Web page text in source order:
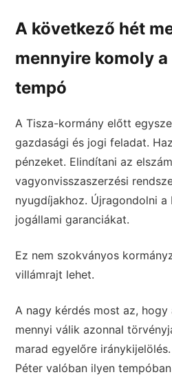
A következő hét
mennyire komoly
tempó
A Tisza-kormány előtt
gazdasági és jogi feladat.
pénzeket. Elindítani az
vagyonvisszaszerzési
nyugdíjakhoz. Újragondolni a
jogállami garanciákat.
Ez nem szokványos
villámrajt lehet.
A nagy kérdés most az, hogy
mennyi válik azonnal
marad egyelőre
Péter valóban ilyen